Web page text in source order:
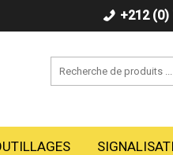
+212 (0)